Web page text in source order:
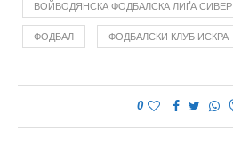
ВОЙВОДЯНСКА ФОДБАЛСКА ЛИҐА СИВЕР
ФОДБАЛ ФОДБАЛСКИ КЛУБ ИСКРА
0